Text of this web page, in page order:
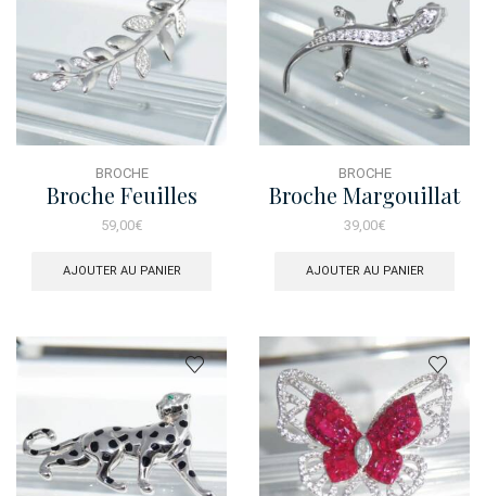
BROCHE
Broche Feuilles
Zircons
59,00€
AJOUTER AU PANIER
BROCHE
Broche Margouillat
39,00€
AJOUTER AU PANIER